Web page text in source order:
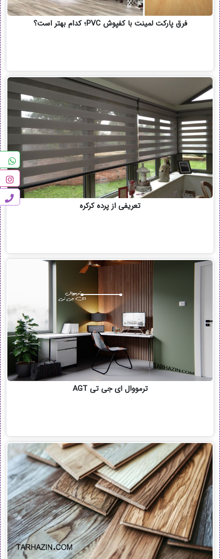
فرق پارکت لمینت با کفپوش PVC؛ کدام بهتر است؟
تعریفی از پرده کرکره
ترمووال ای جی تی AGT